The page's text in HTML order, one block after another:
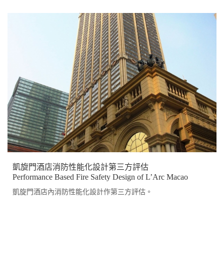
凱旋門酒店消防性能化設計第三方評估
Performance Based Fire Safety Design of L’Arc Macao
凱旋門酒店內消防性能化設計作第三方評估。